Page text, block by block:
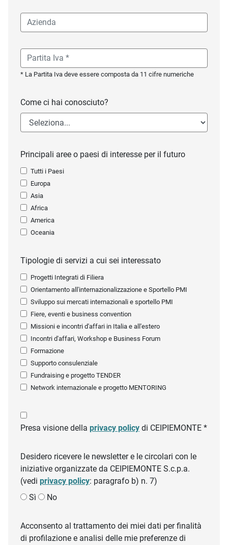
* La Partita Iva deve essere composta da 11 cifre numeriche
Come ci hai conosciuto?
Principali aree o paesi di interesse per il futuro
Tutti i Paesi
Europa
Asia
Africa
America
Oceania
Tipologie di servizi a cui sei interessato
Progetti Integrati di Filiera
Orientamento all'internazionalizzazione e Sportello PMI
Sviluppo sui mercati internazionali e sportello PMI
Fiere, eventi e business convention
Missioni e incontri d'affari in Italia e all'estero
Incontri d'affari, Workshop e Business Forum
Formazione
Supporto consulenziale
Fundraising e progetto TENDER
Network internazionale e progetto MENTORING
Presa visione della privacy policy di CEIPIEMONTE *
Desidero ricevere le newsletter e le circolari con le
iniziative organizzate da CEIPIEMONTE S.c.p.a.
(vedi privacy policy: paragrafo b) n. 7)
Sì
No
Acconsento al trattamento dei miei dati per finalità
di profilazione e analisi delle mie preferenze di